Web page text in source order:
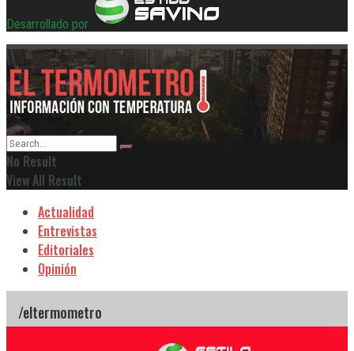
Desarrollado por
No Result
View All Result
Actualidad
Entrevistas
Editoriales
Opinión